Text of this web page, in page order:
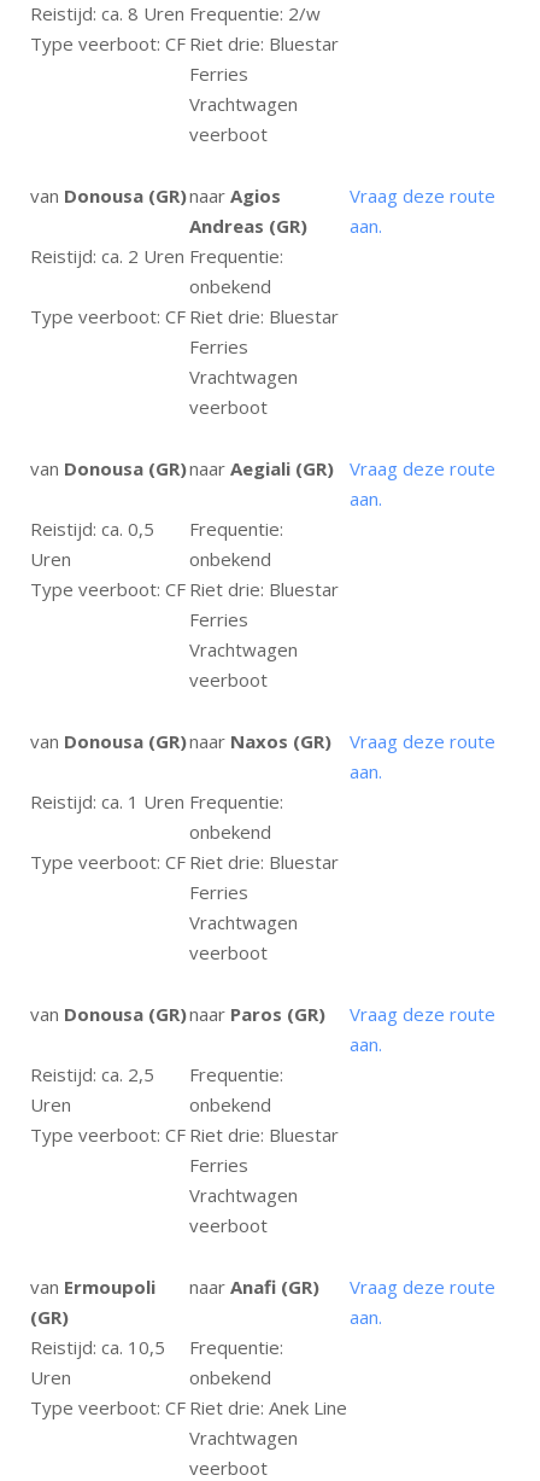
Reistijd: ca. 8 Uren Frequentie: 2/w
Type veerboot: CF Riet drie: Bluestar
Ferries
Vrachtwagen
veerboot
van Donousa (GR)naar Agios
Andreas (GR)
Vraag deze route
aan.
Reistijd: ca. 2 Uren Frequentie:
onbekend
Type veerboot: CF Riet drie: Bluestar
Ferries
Vrachtwagen
veerboot
van Donousa (GR)naar Aegiali (GR)
Vraag deze route
aan.
Reistijd: ca. 0,5
Uren
Frequentie:
onbekend
Type veerboot: CF Riet drie: Bluestar
Ferries
Vrachtwagen
veerboot
van Donousa (GR)naar Naxos (GR)
Vraag deze route
aan.
Reistijd: ca. 1 Uren Frequentie:
onbekend
Type veerboot: CF Riet drie: Bluestar
Ferries
Vrachtwagen
veerboot
van Donousa (GR)naar Paros (GR)
Vraag deze route
aan.
Reistijd: ca. 2,5
Uren
Frequentie:
onbekend
Type veerboot: CF Riet drie: Bluestar
Ferries
Vrachtwagen
veerboot
van Ermoupoli
(GR)
naar Anafi (GR)
Vraag deze route
aan.
Reistijd: ca. 10,5
Uren
Frequentie:
onbekend
Type veerboot: CF Riet drie: Anek Line
Vrachtwagen
veerboot